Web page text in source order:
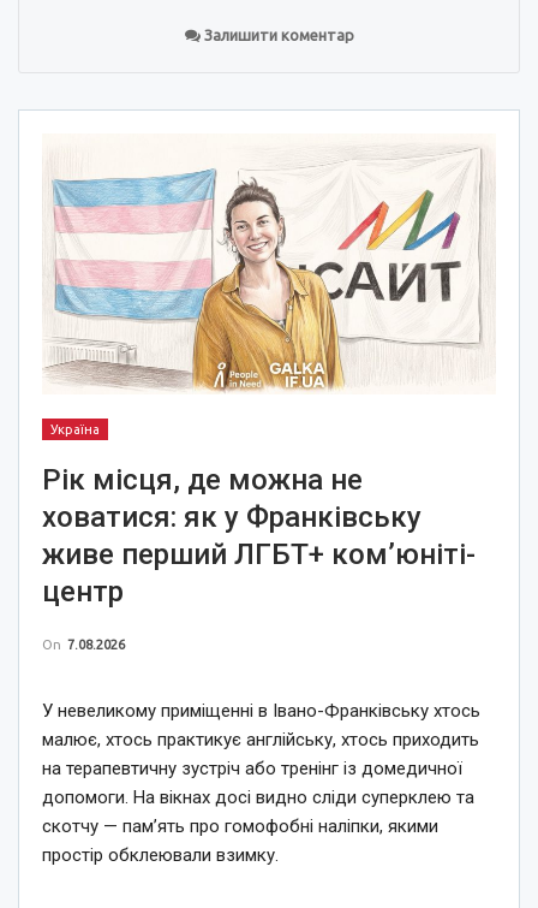
Залишити коментар
Україна
Рік місця, де можна не
ховатися: як у Франківську
живе перший ЛГБТ+ ком’юніті-
центр
On 7.08.2026
У невеликому приміщенні в Івано-Франківську хтось
малює, хтось практикує англійську, хтось приходить
на терапевтичну зустріч або тренінг із домедичної
допомоги. На вікнах досі видно сліди суперклею та
скотчу — пам’ять про гомофобні наліпки, якими
простір обклеювали взимку.